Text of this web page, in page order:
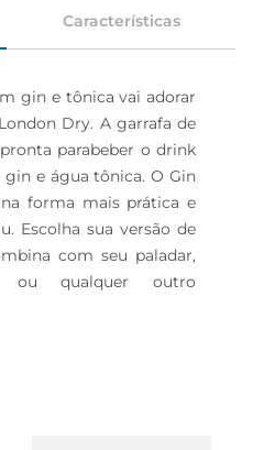
Características
gin e tônica vai adorar
Dry. A garrafa de
parabeber o drink
e água tônica. O Gin
forma mais prática e
Escolha sua versão de
com seu paladar,
ou qualquer outro